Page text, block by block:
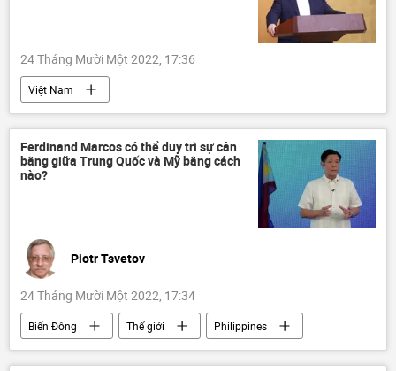
24 Tháng Mười Một 2022, 17:36
Việt Nam
Bộ Thông tin và Truyền thông Việt Nam
thông tin
Chính phủ Pháp luật
Ferdinand Marcos có thể duy trì sự cân
bằng giữa Trung Quốc và Mỹ bằng cách
nào?
Piotr Tsvetov
24 Tháng Mười Một 2022, 17:34
Biển Đông Thế giới
Philippines
Trung Quốc
Hoa Kỳ
hợp tác